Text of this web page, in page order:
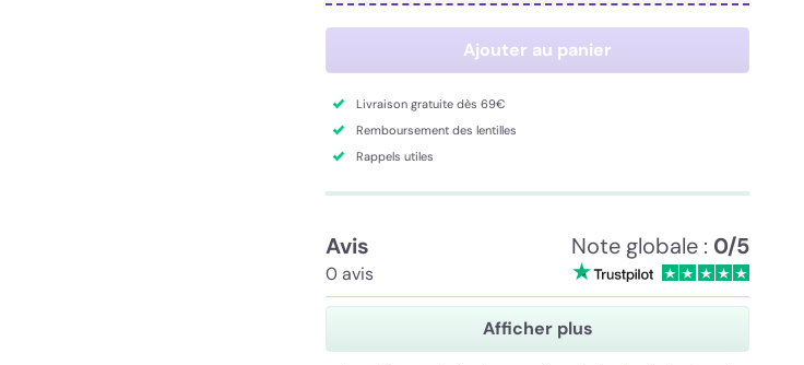
Ajouter au panier
Livraison gratuite dès 69€
Remboursement des lentilles
Rappels utiles
Avis
0 avis
Note globale : 0/5
Afficher plus